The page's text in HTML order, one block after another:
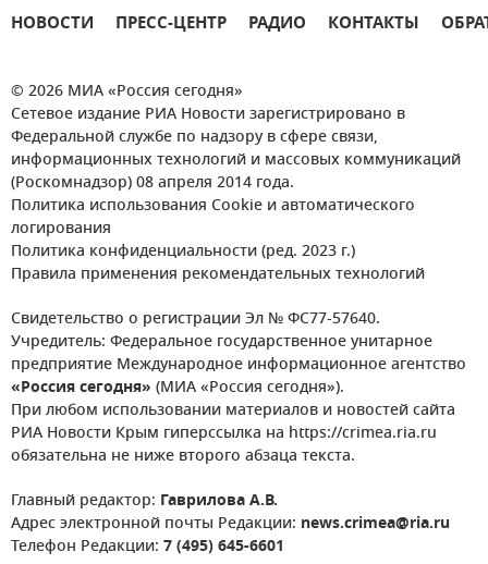
НОВОСТИ ПРЕСС-ЦЕНТР РАДИО КОНТАКТЫ
© 2026 МИА «Россия сегодня»
Сетевое издание РИА Новости зарегистрировано в
Федеральной службе по надзору в сфере связи,
информационных технологий и массовых коммуникаций
(Роскомнадзор) 08 апреля 2014 года.
Политика использования Cookie и автоматического
логирования
Политика конфиденциальности (ред. 2023 г.)
Правила применения рекомендательных технологий
Свидетельство о регистрации Эл № ФС77-57640.
Учредитель: Федеральное государственное унитарное
предприятие Международное информационное агентство
«Россия сегодня» (МИА «Россия сегодня»).
При любом использовании материалов и новостей сайта
РИА Новости Крым гиперссылка на https://crimea.ria.ru
обязательна не ниже второго абзаца текста.
Главный редактор: Гаврилова А.В.
Адрес электронной почты Редакции: news.crimea@ria.ru
Телефон Редакции: 7 (495) 645-6601